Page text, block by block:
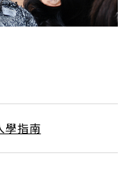
學指南